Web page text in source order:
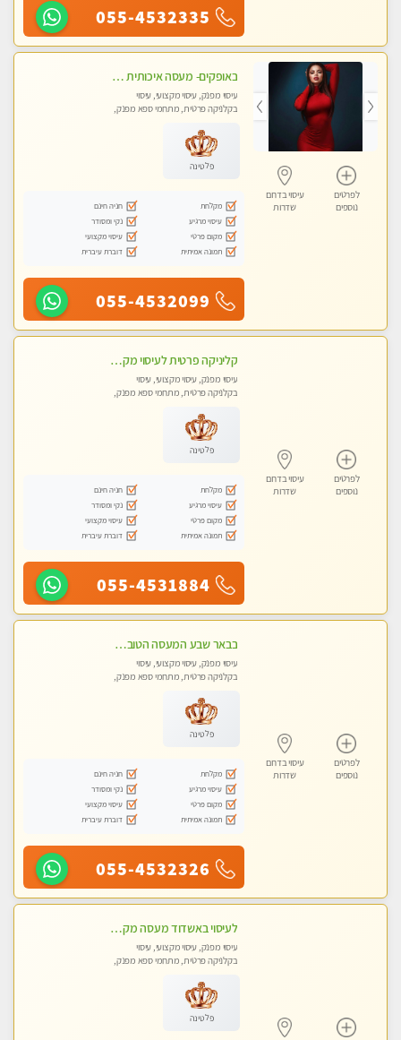
055-4532335
לפרטים
נוספים
עיסוי בדרום
שדרות
באופקים- מעסה איכותית לעיסוי מקצועי ומפנק לכל שרירי הגוף עיסוי רפואי, מרגיע, קלאסי- Highly recommended
עיסוי מפנק, עיסוי מקצועי, עיסוי
בקלניקה פרטית, מתחמי ספא מפנק,
פלטינה
מקלחת
חניה חינם
עיסוי מרגיע
נקי ומסודר
מקום פרטי
עיסוי מקצועי
תמונה אמיתית
דוברת עיברית
055-4532099
לפרטים
נוספים
עיסוי בדרום
שדרות
קליניקה פרטית לעיסוי מקצועי ואלטרנטיבי ברמה גבוהה VIP תתקשר ..... highly recommended..new in the city
עיסוי מפנק, עיסוי מקצועי, עיסוי
בקלניקה פרטית, מתחמי ספא מפנק,
פלטינה
מקלחת
חניה חינם
עיסוי מרגיע
נקי ומסודר
מקום פרטי
עיסוי מקצועי
תמונה אמיתית
דוברת עיברית
055-4531884
לפרטים
נוספים
עיסוי בדרום
שדרות
בבאר שבע המעסה הטובה בעיר..
עיסוי מפנק, עיסוי מקצועי, עיסוי
בקלניקה פרטית, מתחמי ספא מפנק,
פלטינה
מקלחת
חניה חינם
עיסוי מרגיע
נקי ומסודר
מקום פרטי
עיסוי מקצועי
תמונה אמיתית
דוברת עיברית
055-4532326
לעיסוי באשדוד מעסה מקצועית צעירה ואיכותית פרטי!!!
עיסוי מפנק, עיסוי מקצועי, עיסוי
בקלניקה פרטית, מתחמי ספא מפנק,
פלטינה